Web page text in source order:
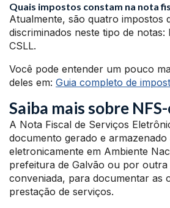
Quais impostos constam na nota
Atualmente, são quatro impostos
discriminados neste tipo de notas:
CSLL.
Você pode entender um pouco
deles em: Guia completo de
Saiba mais sobre
A Nota Fiscal de Serviços
documento gerado e armazenado
eletronicamente em Ambiente
prefeitura de Galvão ou por outra
conveniada, para documentar as
prestação de serviços.